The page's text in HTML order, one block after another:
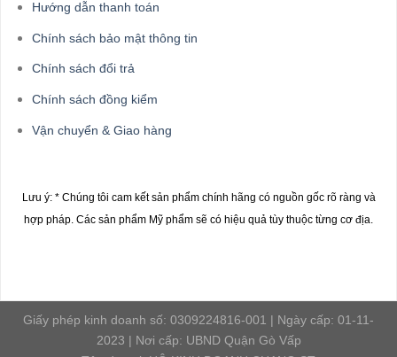
Hướng dẫn thanh toán
Chính sách bảo mật thông tin
Chính sách đổi trả
Chính sách đồng kiểm
Vận chuyển & Giao hàng
Lưu ý: * Chúng tôi cam kết sản phẩm chính hãng có nguồn gốc rõ ràng và
hợp pháp. Các sản phẩm Mỹ phẩm sẽ có hiệu quả tùy thuộc từng cơ địa.
Giấy phép kinh doanh số: 0309224816-001 | Ngày cấp: 01-11-
2023 | Nơi cấp: UBND Quận Gò Vấp